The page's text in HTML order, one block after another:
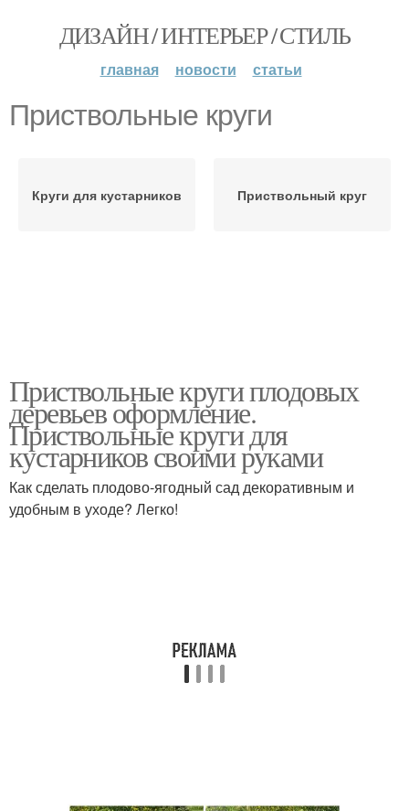
ДИЗАЙН / ИНТЕРЬЕР / СТИЛЬ
главная новости статьи
Приствольные круги
Круги для кустарников Приствольный круг
Приствольные круги плодовых
деревьев оформление.
Приствольные круги для
кустарников своими руками
Как сделать плодово-ягодный сад декоративным и
удобным в уходе? Легко!